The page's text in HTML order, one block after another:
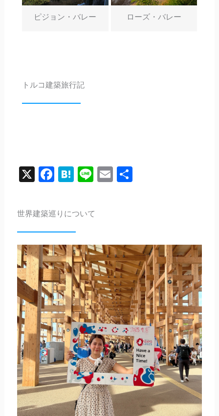
ピジョン・バレー ローズ・バレー
トルコ建築旅行記
FacebookEmail
Line
Hatena
X
共
世界建築巡りについて